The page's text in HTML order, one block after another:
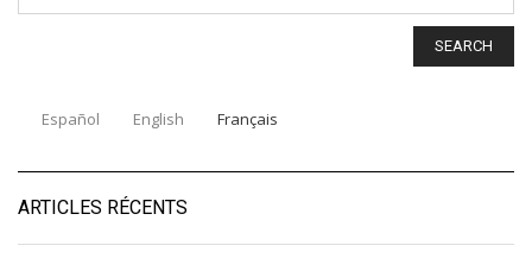
SEARCH
Español English Français
ARTICLES RÉCENTS